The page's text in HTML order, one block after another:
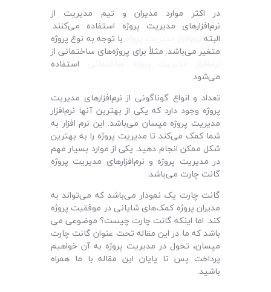
در اکثر موارد مدیران و تیم مدیریت از
نرم‌افزارهای مدیریت پروژه استفاده می‌کنند.
البته
با توجه به نوع پروژه
متغیر می‌باشد. مثلاً برای پروژه‌های ساختمانی از
استفاده
می‌شود.
تعداد و انواع گوناگونی از نرم‌افزارهای مدیریت
پروژه وجود دارد که یکی از بهترین آنها نرم‌افزار
مدیریت پروژه مپسان می‌باشد. این نرم افزار به
شما کمک می‌کند تا مدیریت پروژه را به بهترین
شکل ممکن انجام دهید. یکی از موارد بسیار مهم
در مدیریت پروژه و نرم‌افزارهای مدیریت پروژه
گانت چارت می‌باشد.
گانت چارت یک نمودار می‌باشد که می‌تواند به
مدیران پروژه کمک‌های شایانی در موفقیت پروژه
کند. اما اینکه گانت چارت چیست؟ موضوعی می
باشد که ما در این مقاله تحت عنوان گانت چارت
مپسان، تحول در مدیریت پروژه به آن خواهیم
پرداخت پس تا پایان این مقاله با ما همراه
باشید.